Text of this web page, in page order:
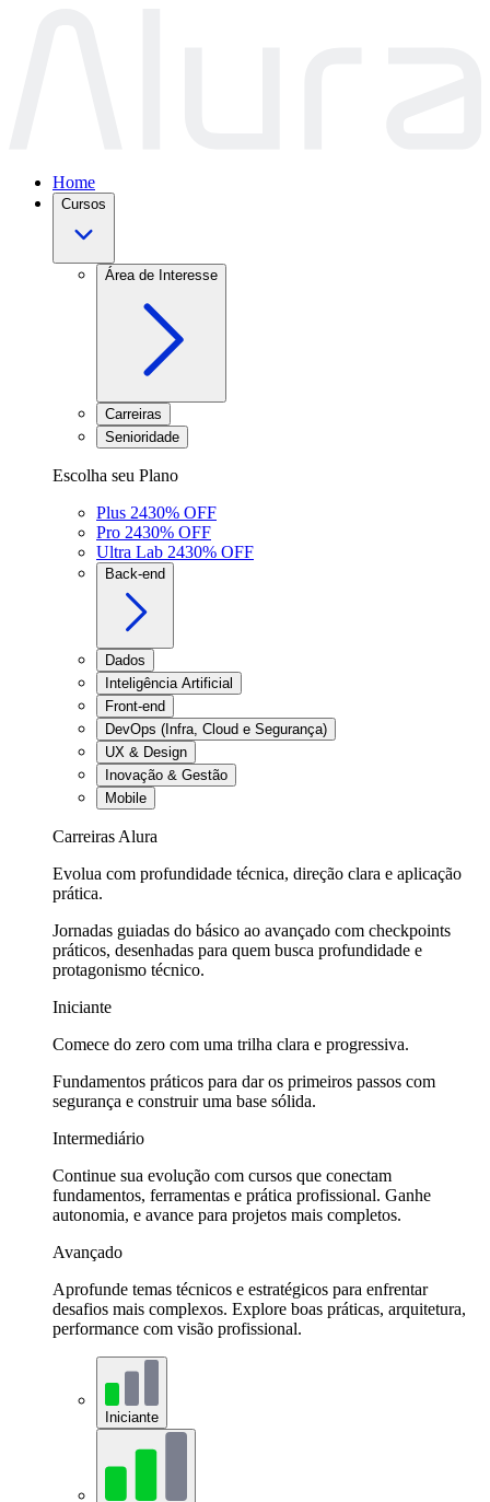
Home
Cursos
Área de Interesse
Carreiras
Senioridade
Escolha seu Plano
Plus 2430% OFF
Pro 2430% OFF
Ultra Lab 2430% OFF
Back-end
Dados
Inteligência Artificial
Front-end
DevOps (Infra, Cloud e Segurança)
UX & Design
Inovação & Gestão
Mobile
Carreiras Alura
Evolua com profundidade técnica, direção clara e aplicação
prática.
Jornadas guiadas do básico ao avançado com checkpoints
práticos, desenhadas para quem busca profundidade e
protagonismo técnico.
Iniciante
Comece do zero com uma trilha clara e progressiva.
Fundamentos práticos para dar os primeiros passos com
segurança e construir uma base sólida.
Intermediário
Continue sua evolução com cursos que conectam
fundamentos, ferramentas e prática profissional. Ganhe
autonomia, e avance para projetos mais completos.
Avançado
Aprofunde temas técnicos e estratégicos para enfrentar
desafios mais complexos. Explore boas práticas, arquitetura,
performance com visão profissional.
Iniciante